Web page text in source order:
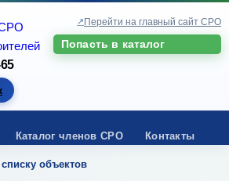
Перейти на главный сайт СРО
Попасть в каталог
Каталог членов СРО Контакты
объектов